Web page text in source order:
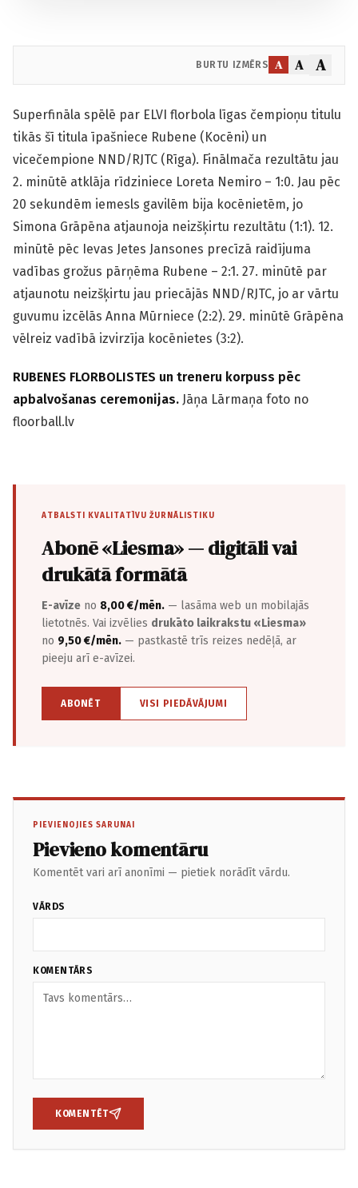
BURTU IZMĒRS A A A
Superfināla spēlē par ELVI florbola līgas čempioņu titulu
tikās šī titula īpašniece Rubene (Kocēni) un
vicečempione NND/RJTC (Rīga). Finālmača rezultātu jau
2. minūtē atklāja rīdziniece Loreta Nemiro – 1:0. Jau pēc
20 sekundēm iemesls gavilēm bija kocēnietēm, jo
Simona Grāpēna atjaunoja neizšķirtu rezultātu (1:1). 12.
minūtē pēc Ievas Jetes Jansones precīzā raidījuma
vadības grožus pārņēma Rubene – 2:1. 27. minūtē par
atjaunotu neizšķirtu jau priecājās NND/RJTC, jo ar vārtu
guvumu izcēlās Anna Mūrniece (2:2). 29. minūtē Grāpēna
vēlreiz vadībā izvirzīja kocēnietes (3:2).
RUBENES FLORBOLISTES un treneru korpuss pēc
apbalvošanas ceremonijas. Jāņa Lārmaņa foto no
floorball.lv
ATBALSTI KVALITATĪVU ŽURNĀLISTIKU
Abonē «Liesma» — digitāli vai
drukātā formātā
E-avīze no 8,00 €/mēn. — lasāma web un mobilajās
lietotnēs. Vai izvēlies drukāto laikrakstu «Liesma»
no 9,50 €/mēn. — pastkastē trīs reizes nedēļā, ar
pieeju arī e-avīzei.
ABONĒT VISI PIEDĀVĀJUMI
PIEVIENOJIES SARUNAI
Pievieno komentāru
Komentēt vari arī anonīmi — pietiek norādīt vārdu.
VĀRDS
KOMENTĀRS
KOMENTĒT